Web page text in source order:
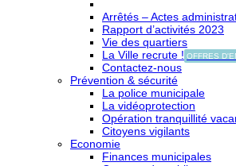
Arrêtés – Actes
Rapport d’activités 2023
Vie des quartiers
La Ville recrute ! OFFRES
Contactez-nous
Prévention & sécurité
La police municipale
La vidéoprotection
Opération tranquillité
Citoyens vigilants
Economie
Finances municipales